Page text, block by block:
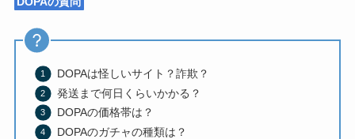
DOPAは怪しいサイト？詐欺？
発送まで何日くらいかかる？
DOPAの価格帯は？
DOPAのガチャの種類は？